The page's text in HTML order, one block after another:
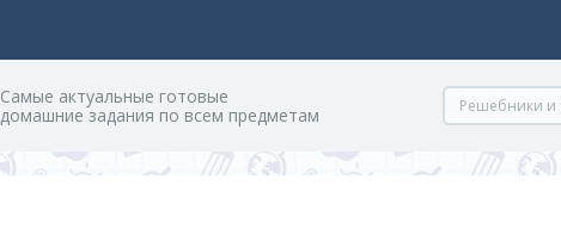
Cамые актуальные готовые
домашние задания по всем предметам